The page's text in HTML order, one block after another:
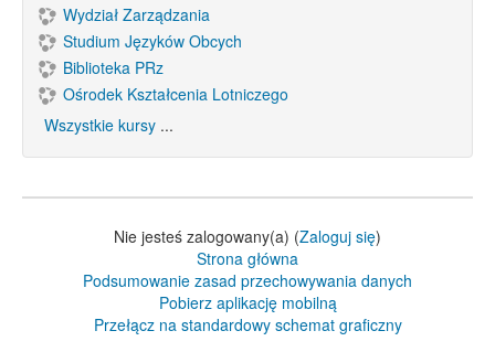
Wydział Zarządzania
Studium Języków Obcych
Biblioteka PRz
Ośrodek Kształcenia Lotniczego
Wszystkie kursy ...
Nie jesteś zalogowany(a) (Zaloguj się)
Strona główna
Podsumowanie zasad przechowywania danych
Pobierz aplikację mobilną
Przełącz na standardowy schemat graficzny